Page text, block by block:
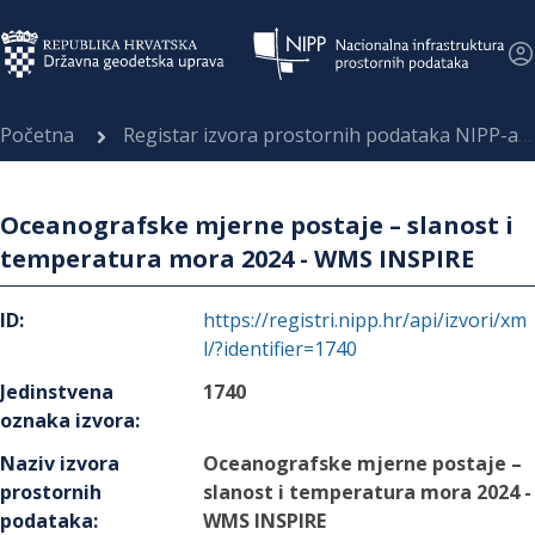
Početna Registar izvora prostornih podataka NIPP-a
Oceanografske mjerne postaje – slanost i
temperatura mora 2024 - WMS INSPIRE
ID:
https://registri.nipp.hr/api/izvori/xm
l/?identifier=1740
Jedinstvena
oznaka izvora:
1740
Naziv izvora
prostornih
podataka:
Oceanografske mjerne postaje –
slanost i temperatura mora 2024 -
WMS INSPIRE